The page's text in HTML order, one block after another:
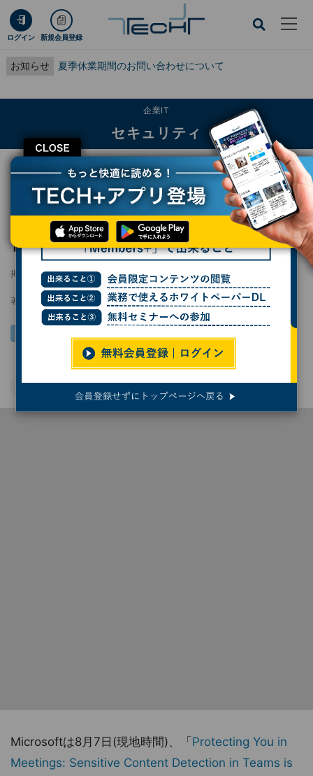
ログイン 新規会員登録
お知らせ 夏季休業期間のお問い合わせについて
CLOSE
企業IT
セキュリティ
TECH+ 企業IT
セキュリティ
Microsoft Teamsの機密コンテンツ保護機能リリース、うっかりミスを防止
Microsoft Teamsの機密コンテンツ保護機能
リリース、うっかりミスを防止
掲載日 2025/08/08 10:10
著者： 杉山貴章
サイバーセキュリティ Microsoft Teams
Microsoftは8月7日(現地時間)、「 Protecting You in
Meetings: Sensitive Content Detection in Teams is